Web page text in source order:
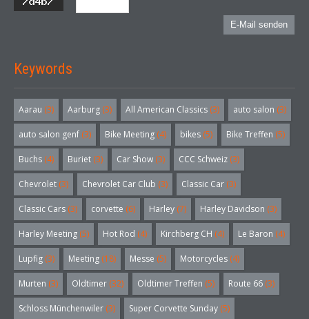
E-Mail senden
Keywords
Aarau (3) Aarburg (3) All American Classics (3) auto salon (3)
auto salon genf (3) Bike Meeting (4) bikes (5) Bike Treffen (5)
Buchs (4) Buriet (3) Car Show (3) CCC Schweiz (3)
Chevrolet (3) Chevrolet Car Club (3) Classic Car (3)
Classic Cars (3) corvette (6) Harley (7) Harley Davidson (3)
Harley Meeting (5) Hot Rod (4) Kirchberg CH (4) Le Baron (4)
Lupfig (3) Meeting (18) Messe (5) Motorcycles (4)
Murten (3) Oldtimer (32) Oldtimer Treffen (5) Route 66 (3)
Schloss Münchenwiler (3) Super Corvette Sunday (5)